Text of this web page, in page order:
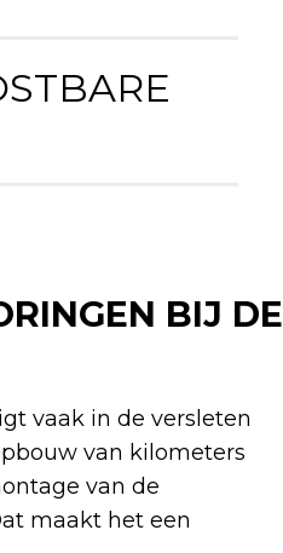
BIJ DE
vaak in de versleten
van kilometers
van de
maakt het een